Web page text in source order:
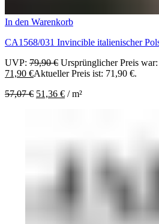
In den Warenkorb
CA1568/031 Invincible italienischer
UVP: 79,90€ Ursprünglicher Preis
71,90 €Aktueller Preis ist: 71,90 €.
57,07€ 51,36 € /m²